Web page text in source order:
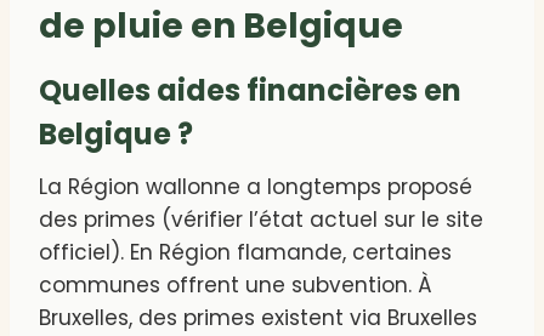
de pluie en Belgique
Quelles aides financières en
Belgique ?
La Région wallonne a longtemps proposé
des primes (vérifier l’état actuel sur le site
officiel). En Région flamande, certaines
communes offrent une subvention. À
Bruxelles, des primes existent via Bruxelles